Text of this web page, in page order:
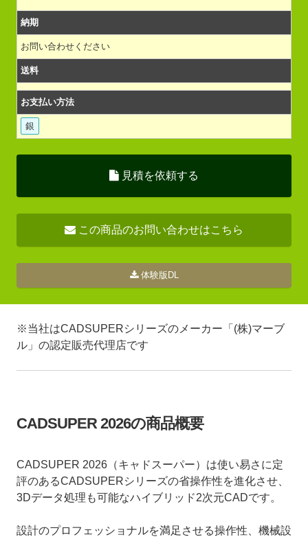
納期
お問い合わせください
送料
お支払い方法
銀
見積を依頼する
この商品のお問い合わせはこちら
体験版DL
※当社はCADSUPERシリーズのメーカー「(株)マーブ
ル」の認定販売代理店です
CADSUPER 2026の商品概要
CADSUPER 2026（キャドスーパー）は使い易さに定
評のあるCADSUPERシリーズの省操作性を進化させ、
3Dデータ処理も可能なハイブリッド2次元CADです。
設計のプロフェッショナルを満足させる操作性、機械設